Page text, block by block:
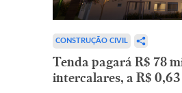
CONSTRUÇÃO CIVIL
Tenda pagará R$ 78
intercalares, a R$